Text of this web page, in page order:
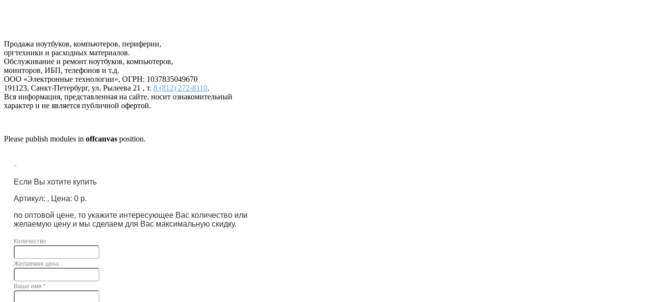
Продажа ноутбуков, компьютеров, периферии,
оргтехники и расходных материалов.
Обслуживание и ремонт ноутбуков, компьютеров,
мониторов, ИБП, телефонов и т.д.
ООО «Электронные технологии», ОГРН: 1037835049670
191123, Санкт-Петербург, ул. Рылеева 21 , т. 8 (812) 272-8110.
Вся информация, представленная на сайте, носит ознакомительный
характер и не является публичной офертой.
Please publish modules in offcanvas position.
×
Если Вы хотите купить
Артикул: , Цена: 0 р.
по оптовой цене, то укажите интересующее Вас количество или
желаемую цену и мы сделаем для Вас максимальную скидку.
Количество
Желаемая цена
Ваше имя *